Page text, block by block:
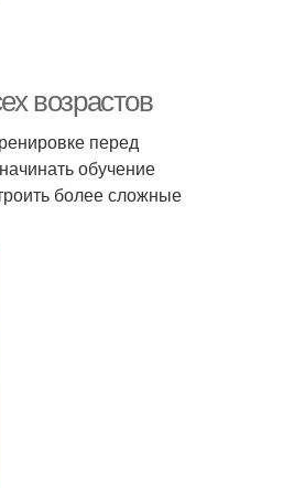
возрастов
перед
обучение
более сложные